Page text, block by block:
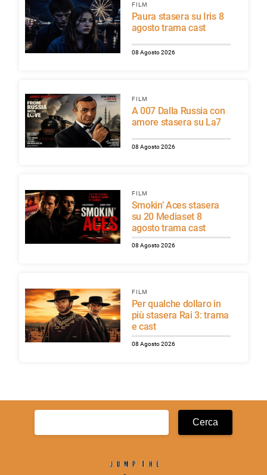
FILM
Paura stasera su Iris 8
agosto trama cast
08 Agosto 2026
FILM
A 007 Dalla Russia con
amore stasera su La7
08 Agosto 2026
FILM
Smokin’ Aces stasera
su 20 Mediaset 8
agosto trama cast
08 Agosto 2026
FILM
Per qualche dollaro in
più stasera Rai 3: trama
e cast
08 Agosto 2026
Ricerca